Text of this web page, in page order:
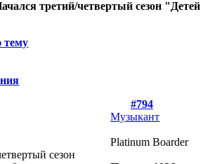
третий/четвертый сезон
тему
#794
сезон
Музыкант
Platinum Boarder